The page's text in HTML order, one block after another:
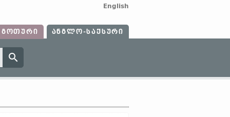
English
ᲒᲝᲗᲣᲠᲘ ᲐᲜᲒᲚᲝ-ᲡᲐᲥᲡᲣᲠᲘ